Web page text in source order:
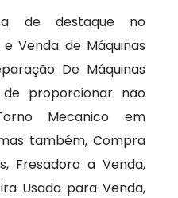
de destaque no
Venda de Máquinas
De Máquinas
proporcionar não
Mecanico em
também, Compra
Fresadora a Venda,
Usada para Venda,